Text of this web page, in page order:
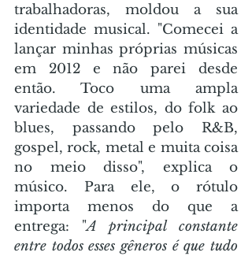
trabalhadoras, moldou a sua
identidade musical. "Comecei a
lançar minhas próprias músicas
em 2012 e não parei desde
então. Toco uma ampla
variedade de estilos, do folk ao
blues, passando pelo R&B,
gospel, rock, metal e muita coisa
no meio disso", explica o
músico. Para ele, o rótulo
importa menos do que a
entrega: "A principal constante
entre todos esses gêneros é que tudo